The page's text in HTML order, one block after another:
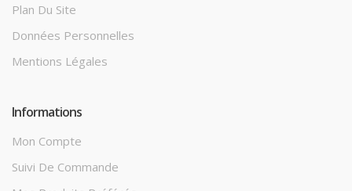
Plan Du Site
Données Personnelles
Mentions Légales
Informations
Mon Compte
Suivi De Commande